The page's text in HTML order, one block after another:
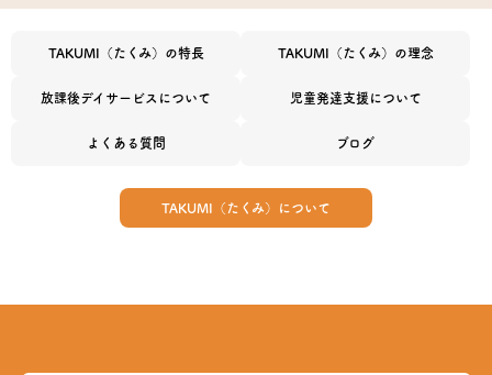
TAKUMI（たくみ）の特長 TAKUMI（たくみ）の理念
放課後デイサービスについて 児童発達支援について
よくある質問 ブログ
TAKUMI（たくみ）について